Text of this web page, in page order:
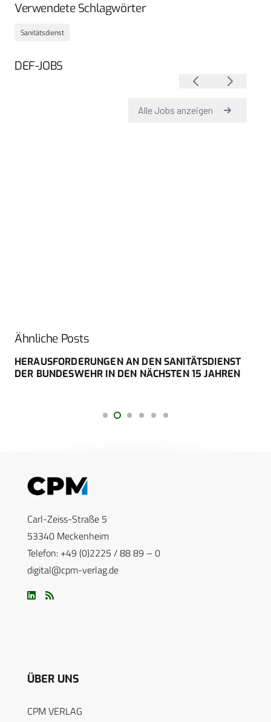
Verwendete Schlagwörter
Sanitätsdienst
DEF-JOBS
Ähnliche Posts
HERAUSFORDERUNGEN AN DEN SANITÄTSDIENST
DER BUNDESWEHR IN DEN NÄCHSTEN 15 JAHREN
Carl-Zeiss-Straße 5
53340 Meckenheim
Telefon: +49 (0)2225 / 88 89 – 0
digital@cpm-verlag.de
ÜBER UNS
CPM VERLAG